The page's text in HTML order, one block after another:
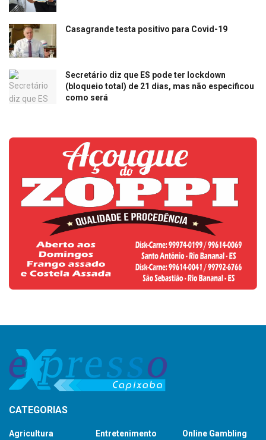
Casagrande testa positivo para Covid-19
Secretário diz que ES pode ter lockdown
(bloqueio total) de 21 dias, mas não especificou
como será
CATEGORIAS
Agricultura
Entretenimento
Online Gambling